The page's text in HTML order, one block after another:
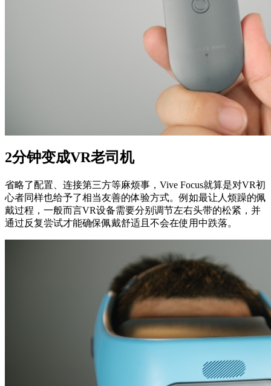
2分钟变成VR老司机
省略了配置、连接第三方等麻烦事，Vive Focus就算是对VR初
心者同样也给予了相当友善的体验方式。例如最让人烦躁的佩
戴过程，一般而言VR设备需要分别调节左右头带的松紧，并
通过反复尝试才能确保佩戴舒适且不会在使用中跌落。